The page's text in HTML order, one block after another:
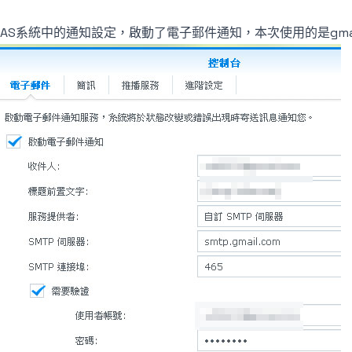
系統中的通知設定，啟動了電子郵件通知，本次使用的是